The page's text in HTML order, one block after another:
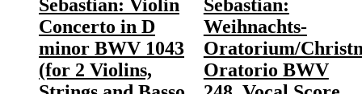
Sebastian: Violin
Concerto in D
minor BWV 1043
(for 2 Violins,
Sebastian:
Weihnachts-
Oratorium/
Oratorio BWV